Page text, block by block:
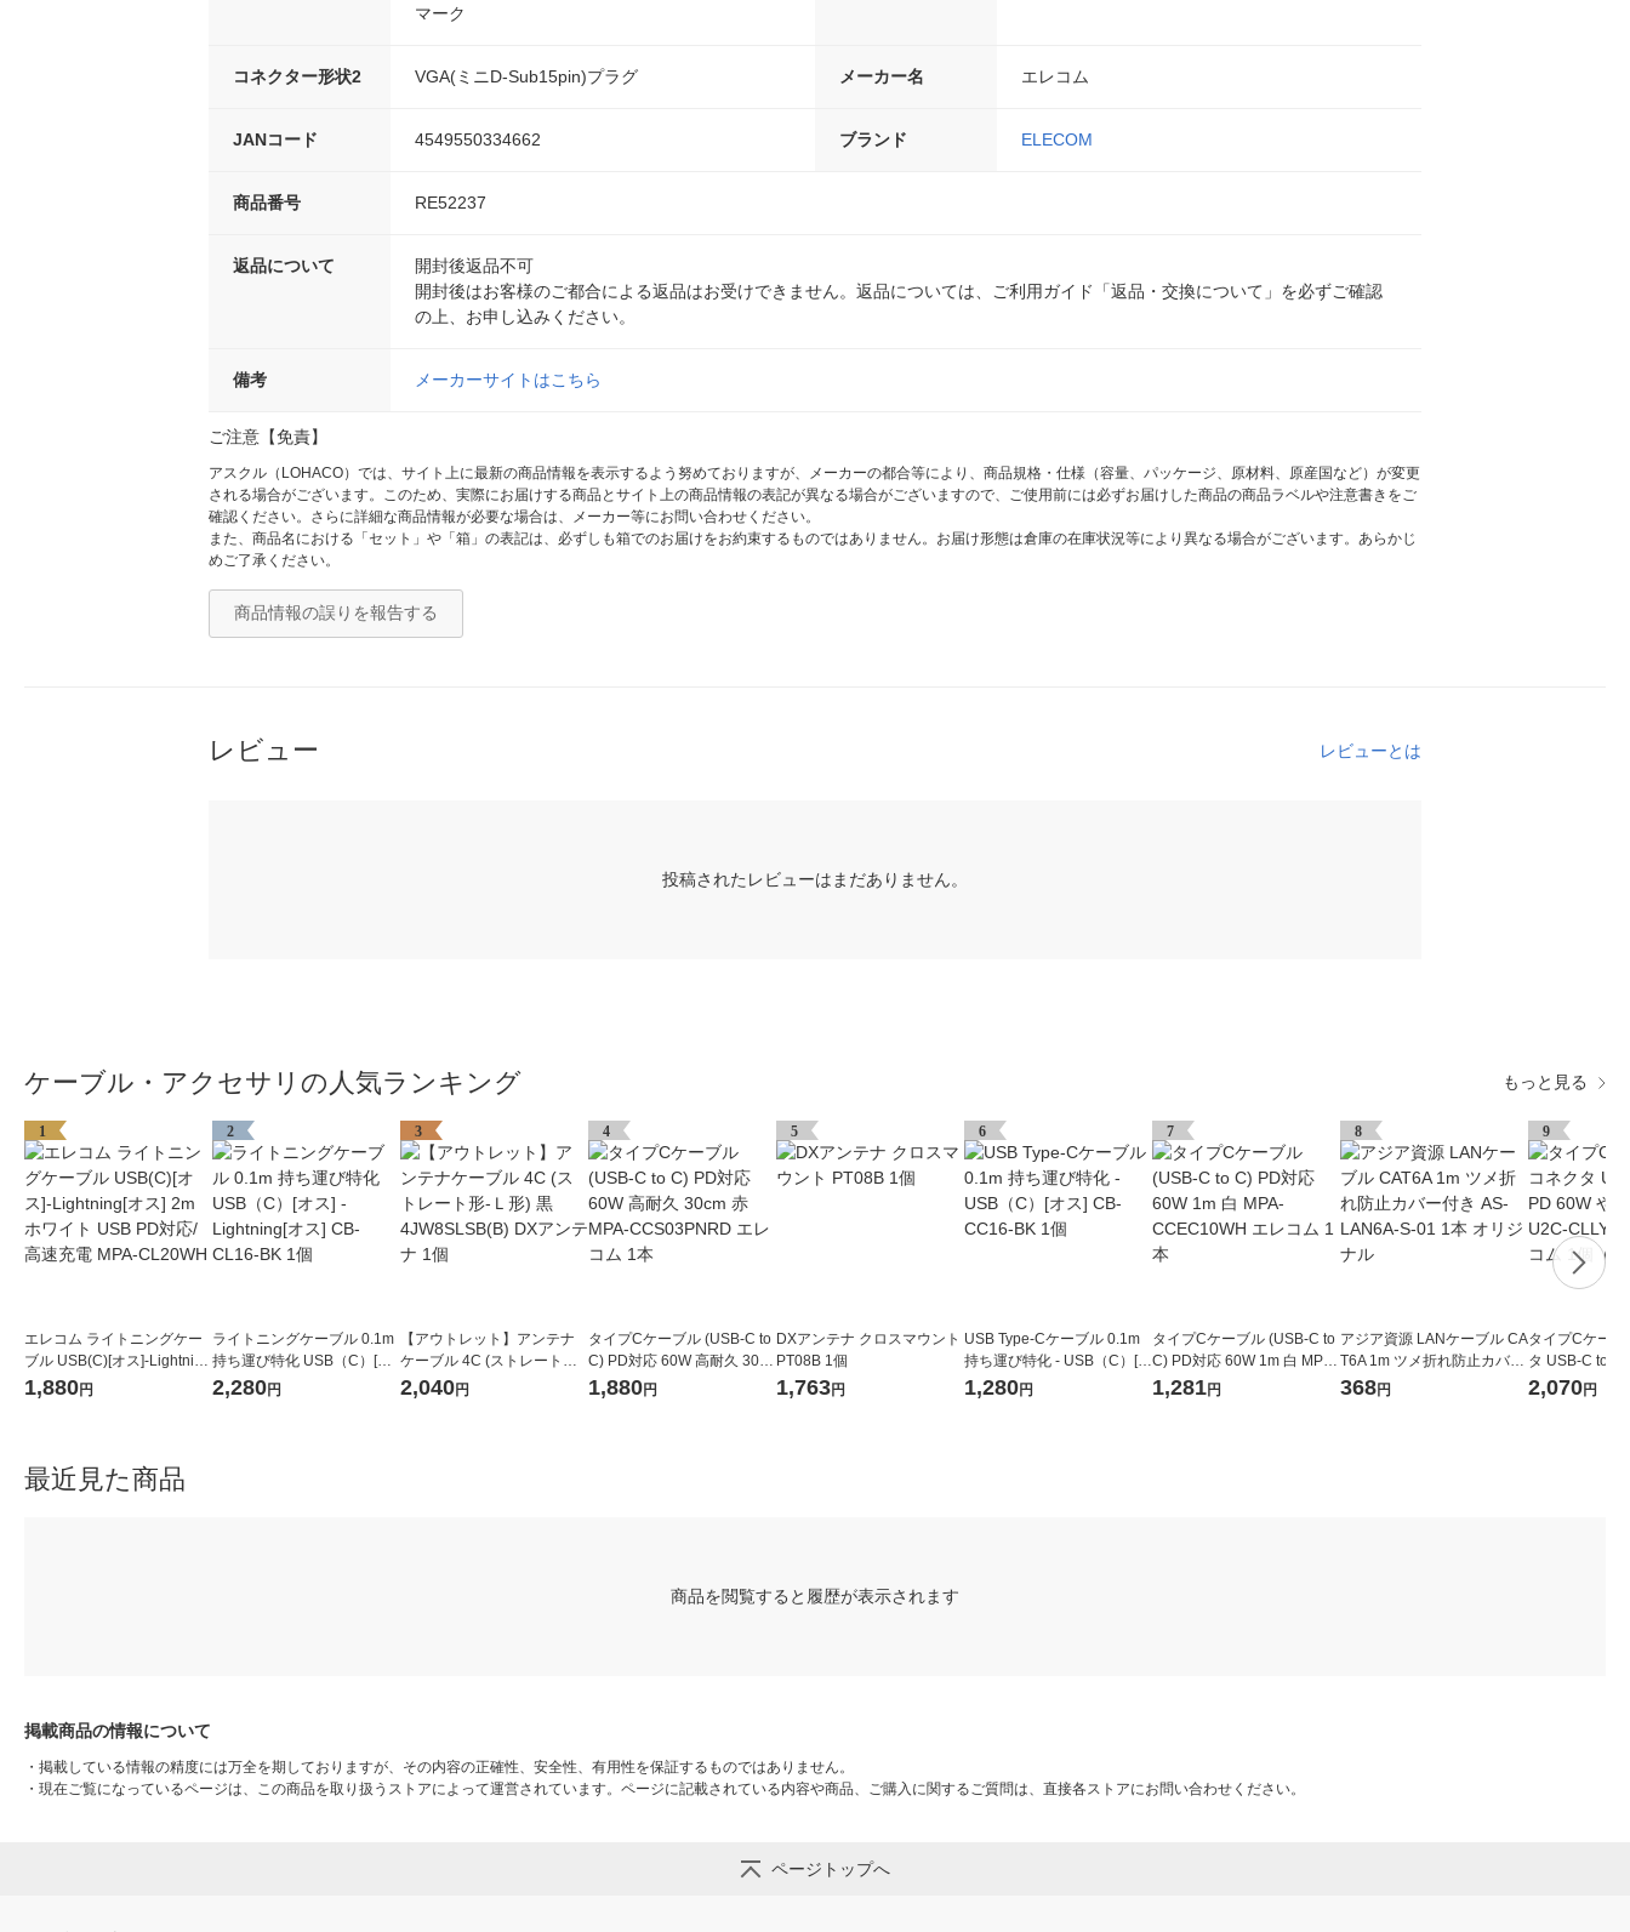
マーク
コネクター形状2 VGA(ミニD-Sub15pin)プラグ メーカー名 エレコム
JANコード 4549550334662 ブランド ELECOM
商品番号 RE52237
返品について
開封後返品不可
開封後はお客様のご都合による返品はお受けできません。返品については、ご利用ガイド「返品・交換について」を必ずご確認
の上、お申し込みください。
備考 メーカーサイトはこちら
ご注意【免責】
アスクル（LOHACO）では、サイト上に最新の商品情報を表示するよう努めておりますが、メーカーの都合等により、商品規格・仕様（容量、パッケージ、原材料、原産国など）が変更
される場合がございます。このため、実際にお届けする商品とサイト上の商品情報の表記が異なる場合がございますので、ご使用前には必ずお届けした商品の商品ラベルや注意書きをご
確認ください。さらに詳細な商品情報が必要な場合は、メーカー等にお問い合わせください。
また、商品名における「セット」や「箱」の表記は、必ずしも箱でのお届けをお約束するものではありません。お届け形態は倉庫の在庫状況等により異なる場合がございます。あらかじ
めご了承ください。
商品情報の誤りを報告する
レビュー レビューとは
投稿されたレビューはまだありません。
ケーブル・アクセサリの人気ランキング もっと見る
1
エレコム ライトニングケー
ブル USB(C)[オス]-Lightning
[オス] 2m ホワイト USB PD
1,880円
2
ライトニングケーブル 0.1m
持ち運び特化 USB（C）[オ
ス] - Lightning[オス] CB-CL1
2,280円
3
【アウトレット】アンテナ
ケーブル 4C (ストレート形-
Ｌ形) 黒 4JW8SLSB(B) DX
2,040円
4
タイプCケーブル (USB-C to
C) PD対応 60W 高耐久 30c
m 赤 MPA-CCS03PNRD エ
1,880円
5
DXアンテナ クロスマウント
PT08B 1個
1,763円
6
USB Type-Cケーブル 0.1m
持ち運び特化 - USB（C）[オ
ス] CB-CC16-BK 1個
1,280円
7
タイプCケーブル (USB-C to
C) PD対応 60W 1m 白 MPA-
CCEC10WH エレコム 1本
1,281円
8
アジア資源 LANケーブル CA
T6A 1m ツメ折れ防止カバー
付き AS-LAN6A-S-01 1本 オ
368円
9
タイプCケー
タ USB-C to C
らか 1m U2C-
2,070円
最近見た商品
商品を閲覧すると履歴が表示されます
掲載商品の情報について
・ 掲載している情報の精度には万全を期しておりますが、その内容の正確性、安全性、有用性を保証するものではありません。
・ 現在ご覧になっているページは、この商品を取り扱うストアによって運営されています。ページに記載されている内容や商品、ご購入に関するご質問は、直接各ストアにお問い合わせください。
ページトップへ